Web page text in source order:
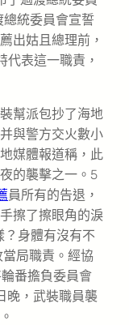
統委員會宣誓
出姑且總理前，
代表這一職責，
幫派包抄了海地
與警方交火數小
媒體報道稱，此
的襲擊之一。5
員所有的告退，
擦了擦眼角的淚
？身體有沒有不
當局職責。經協
番擔負委員會
晚，武裝職員襲